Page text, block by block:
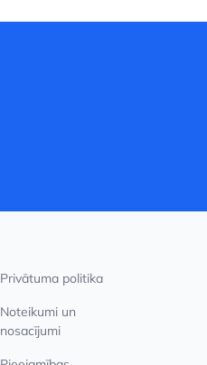
sapratnes
Privātuma politika
Noteikumi un
nosacījumi